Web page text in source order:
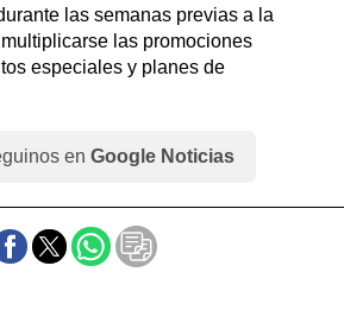
las semanas previas a la
las promociones
especiales y planes de
en Google Noticias